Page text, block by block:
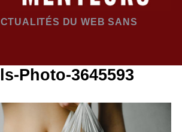
DU WEB SANS
Photo-3645593